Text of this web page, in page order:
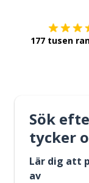
177 tusen
Sök
tycker
Lär dig att
av